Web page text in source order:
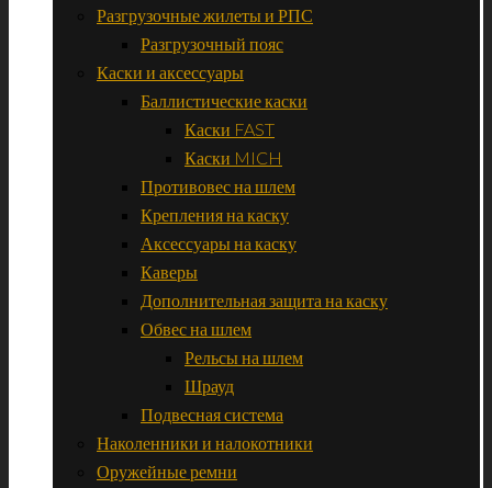
Разгрузочные жилеты и РПС
Разгрузочный пояс
Каски и аксессуары
Баллистические каски
Каски FAST
Каски MICH
Противовес на шлем
Крепления на каску
Аксессуары на каску
Каверы
Дополнительная защита на каску
Обвес на шлем
Рельсы на шлем
Шрауд
Подвесная система
Наколенники и налокотники
Оружейные ремни